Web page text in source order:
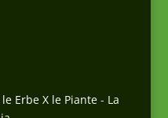
le Erbe X le Piante - La